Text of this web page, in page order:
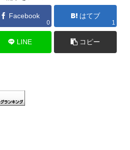
Facebook
0
はてブ
1
LINE コピー